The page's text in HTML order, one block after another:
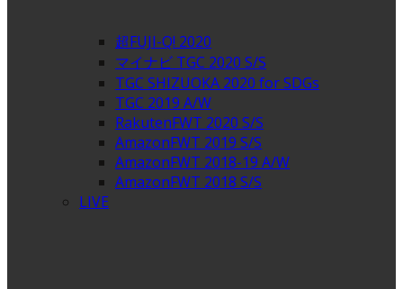
超FUJI-Q! 2020
マイナビ TGC 2020 S/S
TGC SHIZUOKA 2020 for SDGs
TGC 2019 A/W
RakutenFWT 2020 S/S
AmazonFWT 2019 S/S
AmazonFWT 2018-19 A/W
AmazonFWT 2018 S/S
LIVE